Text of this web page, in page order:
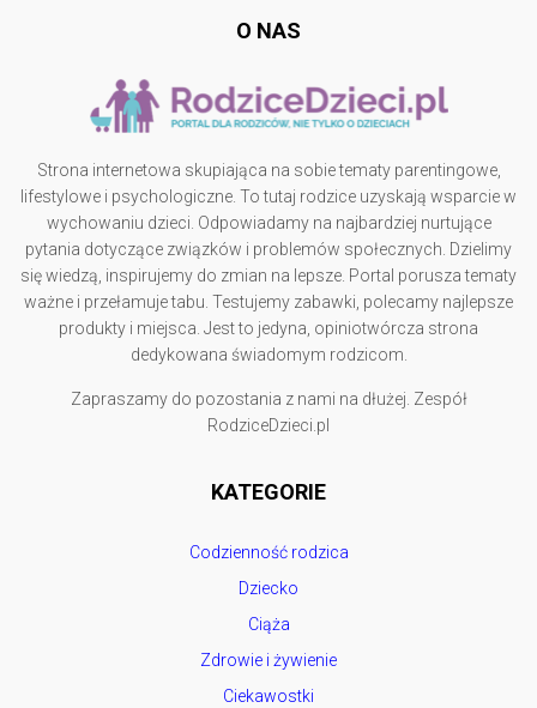
O NAS
Strona internetowa skupiająca na sobie tematy parentingowe,
lifestylowe i psychologiczne. To tutaj rodzice uzyskają wsparcie w
wychowaniu dzieci. Odpowiadamy na najbardziej nurtujące
pytania dotyczące związków i problemów społecznych. Dzielimy
się wiedzą, inspirujemy do zmian na lepsze. Portal porusza tematy
ważne i przełamuje tabu. Testujemy zabawki, polecamy najlepsze
produkty i miejsca. Jest to jedyna, opiniotwórcza strona
dedykowana świadomym rodzicom.
Zapraszamy do pozostania z nami na dłużej. Zespół
RodziceDzieci.pl
KATEGORIE
Codzienność rodzica
Dziecko
Ciąża
Zdrowie i żywienie
Ciekawostki